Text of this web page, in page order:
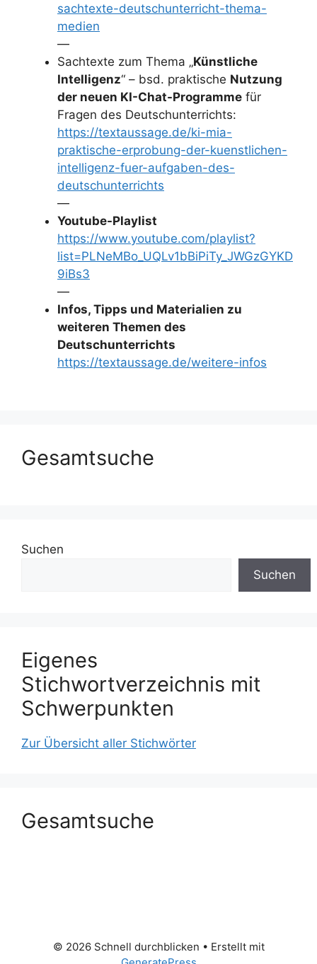
sachtexte-deutschunterricht-thema-
medien
—
Sachtexte zum Thema „Künstliche
Intelligenz“ – bsd. praktische Nutzung
der neuen KI-Chat-Programme für
Fragen des Deutschunterrichts:
https://textaussage.de/ki-mia-
praktische-erprobung-der-kuenstlichen-
intelligenz-fuer-aufgaben-des-
deutschunterrichts
—
Youtube-Playlist
https://www.youtube.com/playlist?
list=PLNeMBo_UQLv1bBiPiTy_JWGzGYKD
9iBs3
—
Infos, Tipps und Materialien zu
weiteren Themen des
Deutschunterrichts
https://textaussage.de/weitere-infos
Gesamtsuche
Suchen
Suchen
Eigenes
Stichwortverzeichnis mit
Schwerpunkten
Zur Übersicht aller Stichwörter
Gesamtsuche
© 2026 Schnell durchblicken • Erstellt mit